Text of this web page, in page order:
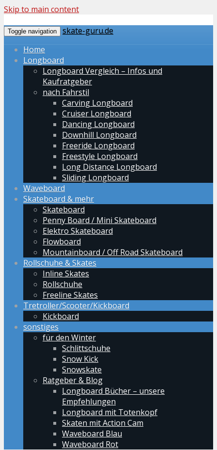
Skip to main content
Toggle navigation
skate-guru.de
Home
Longboard
Longboard Vergleich – Infos und
Kaufratgeber
nach Fahrstil
Carving Longboard
Cruiser Longboard
Dancing Longboard
Downhill Longboard
Freeride Longboard
Freestyle Longboard
Long Distance Longboard
Sliding Longboard
Waveboard
Skateboard & mehr
Skateboard
Penny Board / Mini Skateboard
Elektro Skateboard
Flowboard
Mountainboard / Off Road Skateboard
Rollschuhe & Skates
Inline Skates
Rollschuhe
Freeline Skates
Tretroller/Scooter/Kickboard
Kickboard
sonstiges
für den Winter
Schlittschuhe
Snow Kick
Snowskate
Ratgeber & Blog
Longboard Bücher – unsere
Empfehlungen
Longboard mit Totenkopf
Skaten mit Action Cam
Waveboard Blau
Waveboard Rot